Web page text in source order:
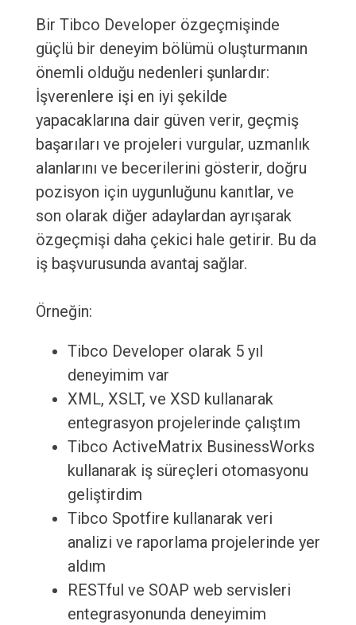
Bir Tibco Developer özgeçmişinde
güçlü bir deneyim bölümü oluşturmanın
önemli olduğu nedenleri şunlardır:
İşverenlere işi en iyi şekilde
yapacaklarına dair güven verir, geçmiş
başarıları ve projeleri vurgular, uzmanlık
alanlarını ve becerilerini gösterir, doğru
pozisyon için uygunluğunu kanıtlar, ve
son olarak diğer adaylardan ayrışarak
özgeçmişi daha çekici hale getirir. Bu da
iş başvurusunda avantaj sağlar.
Örneğin:
Tibco Developer olarak 5 yıl
deneyimim var
XML, XSLT, ve XSD kullanarak
entegrasyon projelerinde çalıştım
Tibco ActiveMatrix BusinessWorks
kullanarak iş süreçleri otomasyonu
geliştirdim
Tibco Spotfire kullanarak veri
analizi ve raporlama projelerinde yer
aldım
RESTful ve SOAP web servisleri
entegrasyonunda deneyimim